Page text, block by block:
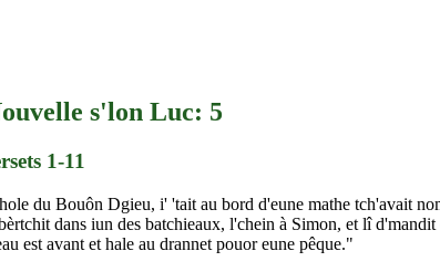
s'lon Luc: 5
1-11
du Bouôn Dgieu, i' 'tait au bord d'eune mathe tch'avait
dans iun des batchieaux, l'chein à Simon, et lî
est avant et hale au drannet pouor eune pêque."